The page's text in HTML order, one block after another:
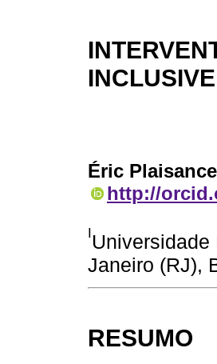
INCLUSIVE
Éric Plaisance
http://
I
Janeiro (RJ),
RESUMO